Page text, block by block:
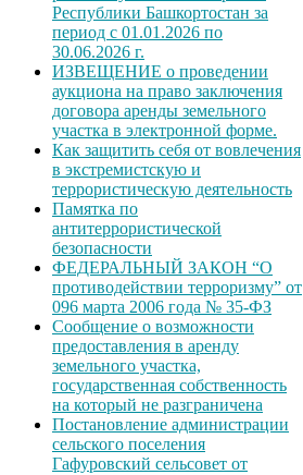
Республики Башкортостан за
период с 01.01.2026 по
30.06.2026 г.
ИЗВЕЩЕНИЕ о проведении
аукциона на право заключения
договора аренды земельного
участка в электронной форме.
Как защитить себя от вовлечения
в экстремистскую и
террористическую деятельность
Памятка по
антитеррористической
безопасности
ФЕДЕРАЛЬНЫЙ ЗАКОН “О
противодействии терроризму” от
096 марта 2006 года № 35-ФЗ
Сообщение о возможности
предоставления в аренду
земельного участка,
государственная собственность
на который не разграничена
Постановление администрации
сельского поселения
Гафуровский сельсовет от